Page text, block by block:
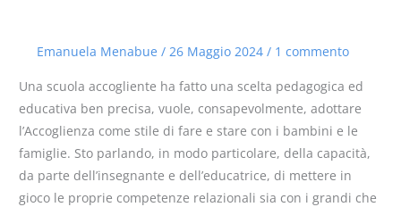
Emanuela Menabue / 26 Maggio 2024 / 1 commento
Una scuola accogliente ha fatto una scelta pedagogica ed
educativa ben precisa, vuole, consapevolmente, adottare
l’Accoglienza come stile di fare e stare con i bambini e le
famiglie. Sto parlando, in modo particolare, della capacità,
da parte dell’insegnante e dell’educatrice, di mettere in
gioco le proprie competenze relazionali sia con i grandi che